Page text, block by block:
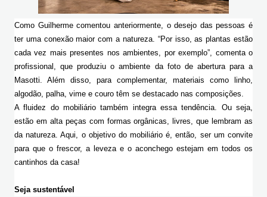
Como Guilherme comentou anteriormente, o desejo das pessoas é
ter uma conexão maior com a natureza. “Por isso, as plantas estão
cada vez mais presentes nos ambientes, por exemplo”, comenta o
profissional, que produziu o ambiente da foto de abertura para a
Masotti. Além disso, para complementar, materiais como linho,
algodão, palha, vime e couro têm se destacado nas composições.
A fluidez do mobiliário também integra essa tendência. Ou seja,
estão em alta peças com formas orgânicas, livres, que lembram as
da natureza. Aqui, o objetivo do mobiliário é, então, ser um convite
para que o frescor, a leveza e o aconchego estejam em todos os
cantinhos da casa!
Seja sustentável